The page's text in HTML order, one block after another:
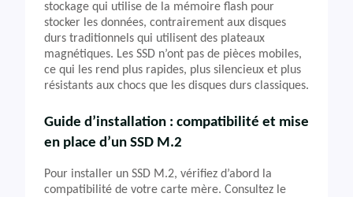
stockage qui utilise de la mémoire flash pour
stocker les données, contrairement aux disques
durs traditionnels qui utilisent des plateaux
magnétiques. Les SSD n’ont pas de pièces mobiles,
ce qui les rend plus rapides, plus silencieux et plus
résistants aux chocs que les disques durs classiques.
Guide d’installation : compatibilité et mise
en place d’un SSD M.2
Pour installer un SSD M.2, vérifiez d’abord la
compatibilité de votre carte mère. Consultez le